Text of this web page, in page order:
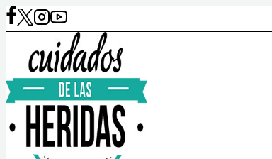
Saltar
al
contenido